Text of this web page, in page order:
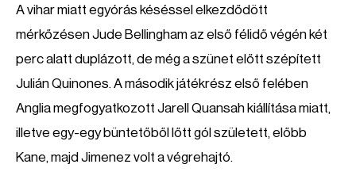
A vihar miatt egyórás késéssel elkezdődött
mérkőzésen Jude Bellingham az első félidő végén két
perc alatt duplázott, de még a szünet előtt szépített
Julián Quinones. A második játékrész első felében
Anglia megfogyatkozott Jarell Quansah kiállítása miatt,
illetve egy-egy büntetőből lőtt gól született, előbb
Kane, majd Jimenez volt a végrehajtó.